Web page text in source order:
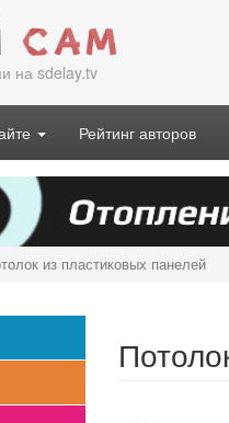
на sdelay.tv
Рейтинг авторов
из пластиковых панелей